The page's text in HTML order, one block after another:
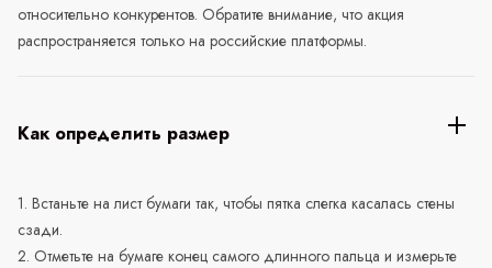
относительно конкурентов. Обратите внимание, что акция
распространяется только на российские платформы.
Как определить размер
1. Встаньте на лист бумаги так, чтобы пятка слегка касалась стены
сзади.
2. Отметьте на бумаге конец самого длинного пальца и измерьте